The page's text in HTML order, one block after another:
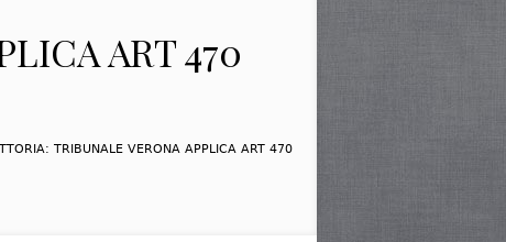
ART 470
TRIBUNALE VERONA APPLICA ART 470